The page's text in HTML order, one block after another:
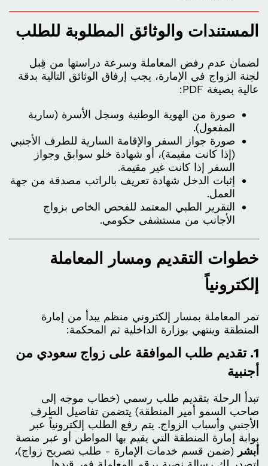
المستندات والوثائق المطلوبة للطلب
لضمان عدم رفض المعاملة وسرعة دراستها من قِبل
لجنة الزواج في الإمارة، يجب إرفاق الوثائق التالية بدقة
عالية بصيغة PDF:
صورة من الهوية الوطنية وسجل الأسرة (سارية
المفعول).
صورة جواز السفر والإقامة السارية للطرف الأجنبي
(إذا كانت مقيمة)، أو شهادة خلو سوابق وجواز
السفر إذا كانت غير مقيمة.
إثبات الدخل شهادة تعريف بالراتب مصدقة من جهة
العمل.
التقرير الطبي المعتمد للفحص الخاص بزواج
الأجانب من مستشفى حكومي.
خطوات التقديم ومسار المعاملة
إلكترونياً
تمر المعاملة بمسار إلكتروني منظم يبدأ من إمارة
المنطقة وينتهي بوزارة الداخلية ثم المحكمة:
1. تقديم طلب الموافقة على زواج سعودي من
أجنبية
تبدأ الرحلة بتقديم طلب رسمي (خطاب موجه إلى
صاحب السمو أمير المنطقة) يتضمن تفاصيل الطرف
الأجنبي وأسباب الزواج. يتم رفع الطلب إلكترونياً عبر
بوابة إمارة المنطقة التي يقيم بها المواطن أو عبر منصة
أبشر (ضمن قسم خدمات الإمارة - طلب تصريح زواج)،